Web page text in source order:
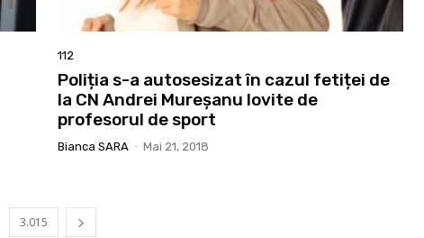
112
Poliția s-a autosesizat în cazul fetiței de
la CN Andrei Mureșanu lovite de
profesorul de sport
Bianca SARA - Mai 21, 2018
3.015